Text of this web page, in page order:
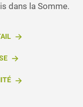
dans la Somme.